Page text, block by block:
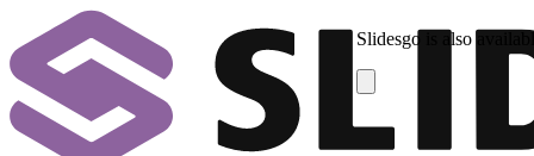
Slidesgo is also